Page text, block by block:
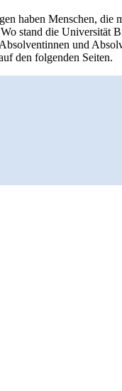
haben Menschen,
stand die Universität
und
den folgenden Seiten.